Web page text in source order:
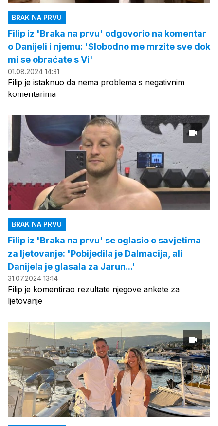
BRAK NA PRVU
Filip iz 'Braka na prvu' odgovorio na komentar
o Danijeli i njemu: 'Slobodno me mrzite sve dok
mi se obraćate s Vi'
01.08.2024 14:31
Filip je istaknuo da nema problema s negativnim
komentarima
BRAK NA PRVU
Filip iz 'Braka na prvu' se oglasio o savjetima
za ljetovanje: 'Pobijedila je Dalmacija, ali
Danijela je glasala za Jarun...'
31.07.2024 13:14
Filip je komentirao rezultate njegove ankete za
ljetovanje